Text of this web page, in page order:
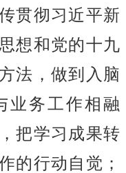
贯彻习近平新
想和党的十九
法，做到入脑
业务工作相融
把学习成果转
的行动自觉；